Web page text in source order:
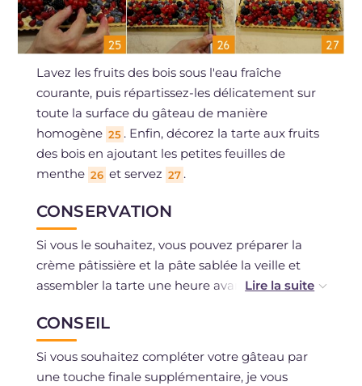
Lavez les fruits des bois sous l'eau fraîche
courante, puis répartissez-les délicatement sur
toute la surface du gâteau de manière
homogène 25 . Enfin, décorez la tarte aux fruits
des bois en ajoutant les petites feuilles de
menthe 26 et servez 27 .
CONSERVATION
Si vous le souhaitez, vous pouvez préparer la
crème pâtissière et la pâte sablée la veille et
assembler la tarte une heure avant de la servir.
bois au réfrigérateur couverte de film
alimentaire pendant un maximum de 5 jours.
Pour la pâte sablée: conservez-la au
CONSEIL
Si vous souhaitez compléter votre gâteau par
une touche finale supplémentaire, je vous